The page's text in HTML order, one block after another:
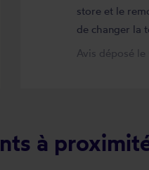
store et le
de changer la
maintenant
Avis déposé
à